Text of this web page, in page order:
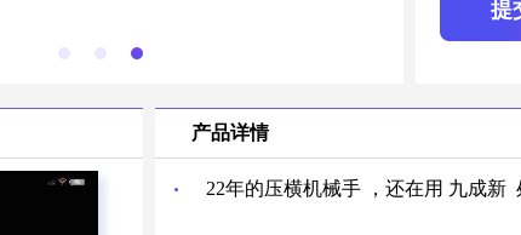
提
产品详情
22年的压横机械手 ，还在用 九成新